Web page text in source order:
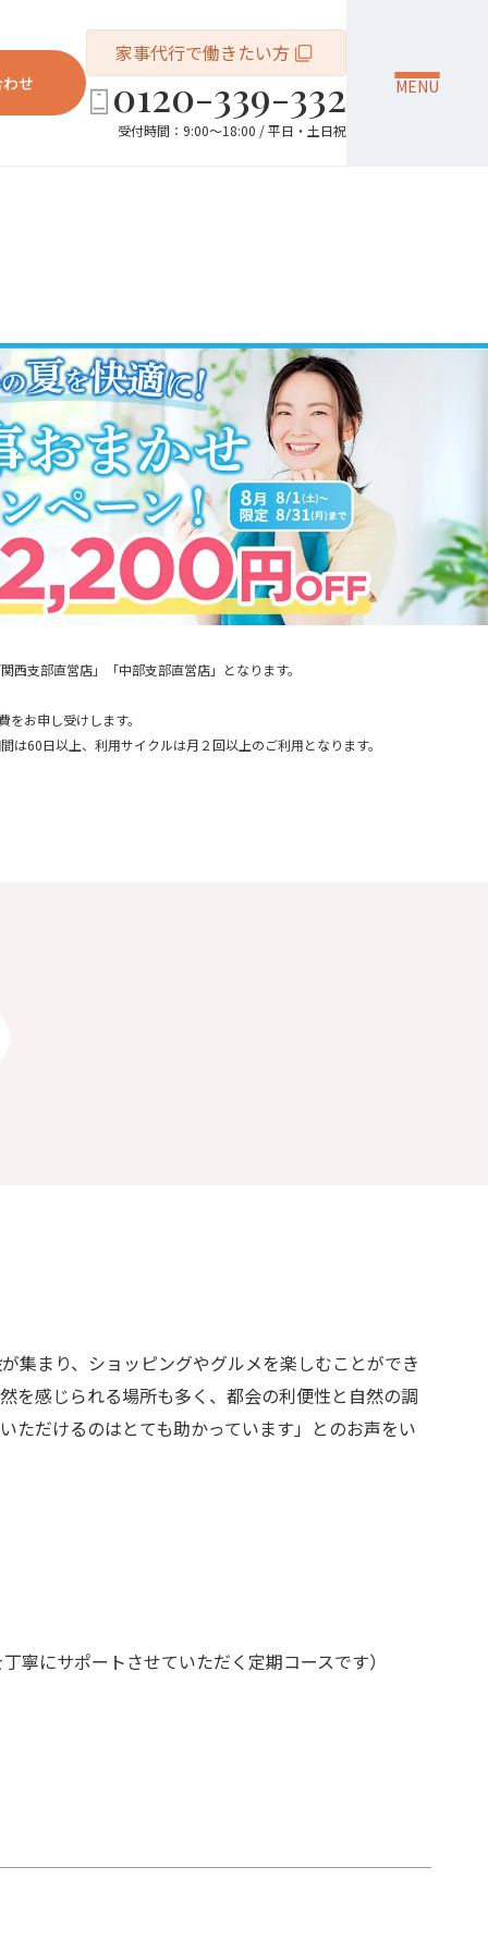
せ
家事代行で働きたい方
0120-339-332
受付時間：9:00～18:00 / 平日・土日祝
MENU
西支部直営店」「中部支部直営店」となります。
お申し受けします。
は60日以上、利用サイクルは月２回以上のご利用となります。
集まり、ショッピングやグルメを楽しむことができ
を感じられる場所も多く、都会の利便性と自然の調
ただけるのはとても助かっています」とのお声をい
にサポートさせていただく定期コースです）